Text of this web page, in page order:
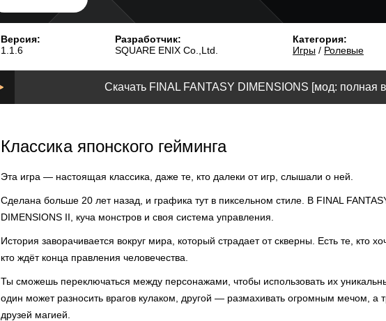
Версия:
1.1.6
Разработчик:
SQUARE ENIX Co.,Ltd.
Категория:
Игры / Ролевые
Скачать FINAL FANTASY DIMENSIONS [мод: полная
Классика японского гейминга
Эта игра — настоящая классика, даже те, кто далеки от игр, слышали о ней.
Сделана больше 20 лет назад, и графика тут в пиксельном стиле. В FINAL
DIMENSIONS II, куча монстров и своя система управления.
История заворачивается вокруг мира, который страдает от скверны. Есть те, кто
кто ждёт конца правления человечества.
Ты сможешь переключаться между персонажами, чтобы использовать их
один может разносить врагов кулаком, другой — размахивать огромным мечом, а
друзей магией.